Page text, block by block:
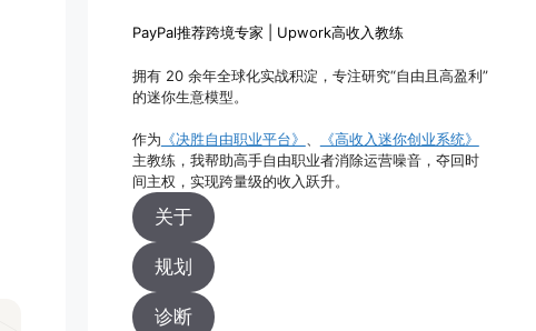
PayPal推荐跨境专家 | Upwork高收入教练
拥有 20 余年全球化实战积淀，专注研究“自由且高盈利”
的迷你生意模型。
作为 《决胜自由职业平台》
《高收入迷你创业系统》
主教练，我帮助高手自由职业者消除运营噪音，夺回时
间主权，实现跨量级的收入跃升。
关于
规划
诊断